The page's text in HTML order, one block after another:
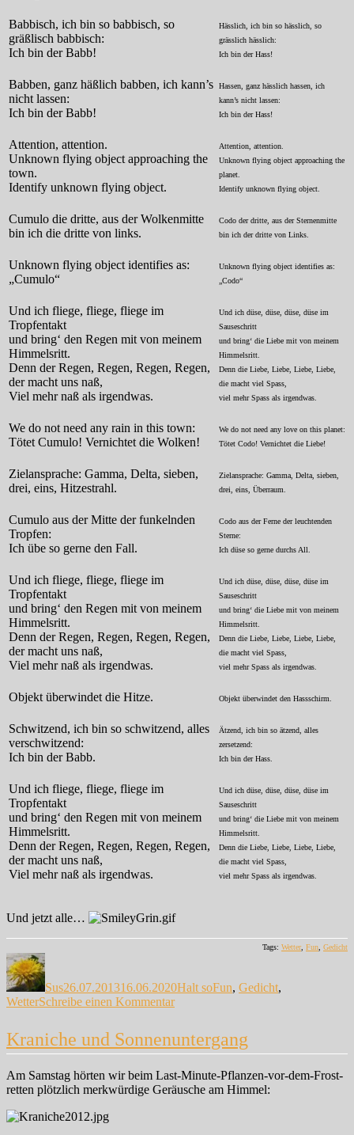
Babbisch, ich bin so babbisch, so
gräßlisch babbisch:
Ich bin der Babb!
Hässlich, ich bin so hässlich, so
grässlich hässlich:
Ich bin der Hass!
Babben, ganz häßlich babben, ich kann’s
nicht lassen:
Ich bin der Babb!
Hassen, ganz hässlich hassen, ich
kann’s nicht lassen:
Ich bin der Hass!
Attention, attention.
Unknown flying object approaching the
town.
Identify unknown flying object.
Attention, attention.
Unknown flying object approaching the
planet.
Identify unknown flying object.
Cumulo die dritte, aus der Wolkenmitte
bin ich die dritte von links.
Codo der dritte, aus der Sternenmitte
bin ich der dritte von Links.
Unknown flying object identifies as:
„Cumulo“
Unknown flying object identifies as:
„Codo“
Und ich fliege, fliege, fliege im
Tropfentakt
und bring‘ den Regen mit von meinem
Himmelsritt.
Denn der Regen, Regen, Regen, Regen,
der macht uns naß,
Viel mehr naß als irgendwas.
Und ich düse, düse, düse, düse im
Sauseschritt
und bring‘ die Liebe mit von meinem
Himmelsritt.
Denn die Liebe, Liebe, Liebe, Liebe,
die macht viel Spass,
viel mehr Spass als irgendwas.
We do not need any rain in this town:
Tötet Cumulo! Vernichtet die Wolken!
We do not need any love on this planet:
Tötet Codo! Vernichtet die Liebe!
Zielansprache: Gamma, Delta, sieben,
drei, eins, Hitzestrahl.
Zielansprache: Gamma, Delta, sieben,
drei, eins, Überraum.
Cumulo aus der Mitte der funkelnden
Tropfen:
Ich übe so gerne den Fall.
Codo aus der Ferne der leuchtenden
Sterne:
Ich düse so gerne durchs All.
Und ich fliege, fliege, fliege im
Tropfentakt
und bring‘ den Regen mit von meinem
Himmelsritt.
Denn der Regen, Regen, Regen, Regen,
der macht uns naß,
Viel mehr naß als irgendwas.
Und ich düse, düse, düse, düse im
Sauseschritt
und bring‘ die Liebe mit von meinem
Himmelsritt.
Denn die Liebe, Liebe, Liebe, Liebe,
die macht viel Spass,
viel mehr Spass als irgendwas.
Objekt überwindet die Hitze. Objekt überwindet den Hassschirm.
Schwitzend, ich bin so schwitzend, alles
verschwitzend:
Ich bin der Babb.
Ätzend, ich bin so ätzend, alles
zersetzend:
Ich bin der Hass.
Und ich fliege, fliege, fliege im
Tropfentakt
und bring‘ den Regen mit von meinem
Himmelsritt.
Denn der Regen, Regen, Regen, Regen,
der macht uns naß,
Viel mehr naß als irgendwas.
Und ich düse, düse, düse, düse im
Sauseschritt
und bring‘ die Liebe mit von meinem
Himmelsritt.
Denn die Liebe, Liebe, Liebe, Liebe,
die macht viel Spass,
viel mehr Spass als irgendwas.
Und jetzt alle…
Tags: Wetter, Fun Gedicht
Autor
Sus26.07.201316.06.2020Halt soFun, Gedicht,
WetterSchreibe einen Kommentarzu
Kraniche und Sonnenuntergang
Am Samstag hörten wir beim Last-Minute-Pflanzen-vor-dem-Frost-
retten plötzlich merkwürdige Geräusche am Himmel: